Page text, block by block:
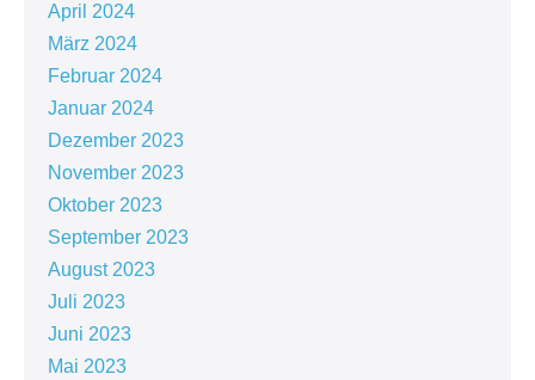
April 2024
März 2024
Februar 2024
Januar 2024
Dezember 2023
November 2023
Oktober 2023
September 2023
August 2023
Juli 2023
Juni 2023
Mai 2023